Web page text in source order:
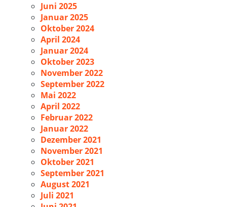
Juni 2025
Januar 2025
Oktober 2024
April 2024
Januar 2024
Oktober 2023
November 2022
September 2022
Mai 2022
April 2022
Februar 2022
Januar 2022
Dezember 2021
November 2021
Oktober 2021
September 2021
August 2021
Juli 2021